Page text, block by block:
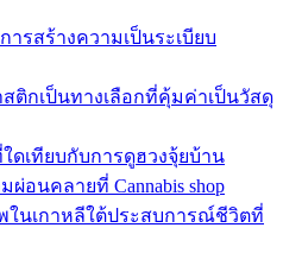
รสร้างความเป็นระเบียบ
ติกเป็นทางเลือกที่คุ้มค่าเป็นวัสดุ
ดเทียบกับการดูฮวงจุ้ยบ้าน
อนคลายที่ Cannabis shop
ในเกาหลีใต้ประสบการณ์ชีวิตที่